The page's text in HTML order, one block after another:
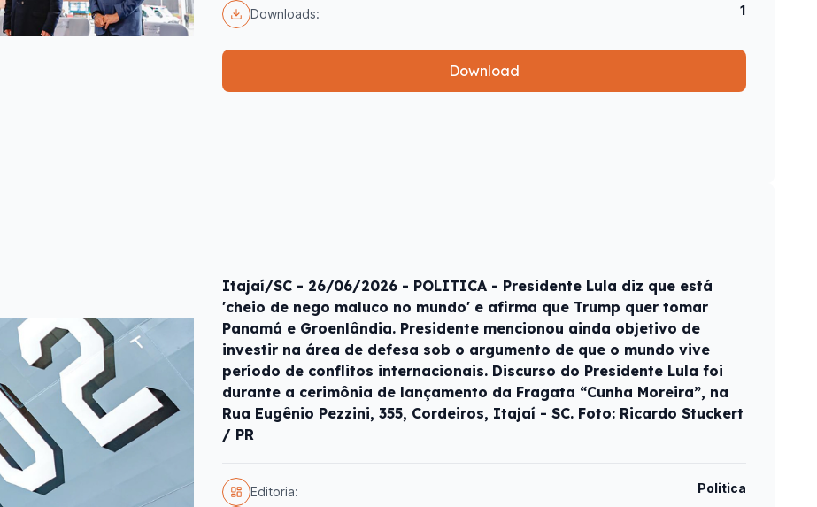
Downloads: 1
Download
Itajaí/SC - 26/06/2026 - POLITICA - Presidente Lula diz que está
'cheio de nego maluco no mundo' e afirma que Trump quer tomar
Panamá e Groenlândia. Presidente mencionou ainda objetivo de
investir na área de defesa sob o argumento de que o mundo vive
período de conflitos internacionais. Discurso do Presidente Lula foi
durante a cerimônia de lançamento da Fragata “Cunha Moreira”, na
Rua Eugênio Pezzini, 355, Cordeiros, Itajaí - SC. Foto: Ricardo Stuckert
/ PR
Editoria: Politica